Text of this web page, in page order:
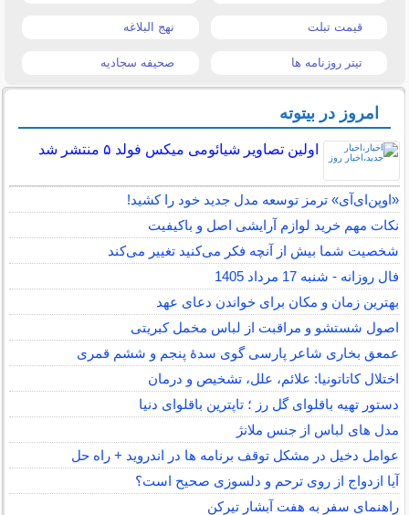
قیمت تبلت نهج البلاغه
تیتر روزنامه ها صحیفه سجادیه
امروز در بیتوته
اولین تصاویر شیائومی میکس فولد ۵ منتشر شد
«اوپن‌ای‌آی» ترمز توسعه مدل جدید خود را کشید!
نکات مهم خرید لوازم آرایشی اصل و باکیفیت
شخصیت شما بیش از آنچه فکر می‌کنید تغییر می‌کند
فال روزانه - شنبه 17 مرداد 1405
بهترین زمان و مکان برای خواندن دعای عهد
اصول شستشو و مراقبت از لباس مخمل کبریتی
عمعق بخاری شاعر پارسی گوی سدهٔ پنجم و ششم قمری
اختلال کاتاتونیا: علائم، علل، تشخیص و درمان
دستور تهیه باقلوای گل رز ؛ تاپترین باقلوای دنیا
مدل های لباس از جنس ملانژ
عوامل دخیل در مشکل توقف برنامه ها در اندروید + راه حل
آیا ازدواج از روی ترحم و دلسوزی صحیح است؟
راهنمای سفر به هفت آبشار تیرکن